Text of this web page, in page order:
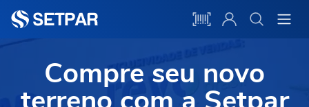
Compre seu novo
terreno com a Setpar